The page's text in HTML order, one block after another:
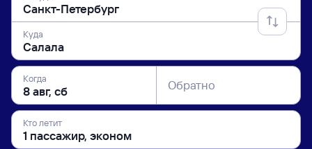
Куда
Когда Обратно
Кто летит